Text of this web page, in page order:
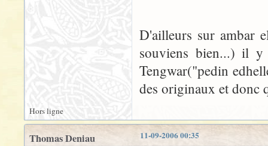
D'ailleurs sur ambar
souviens bien...) il
Tengwar("pedin
des originaux et donc
Hors ligne
11-09-2006 00:35
Thomas Deniau